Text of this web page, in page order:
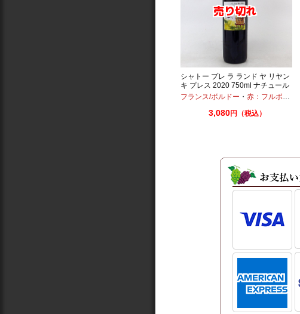
シャトー プレ ラ ランド ヤ リヤン
キ プレス 2020 750ml ナチュール
ワイン ボルドー
フランス/ボルドー ・ 赤：フルボディ
3,080円（税込）